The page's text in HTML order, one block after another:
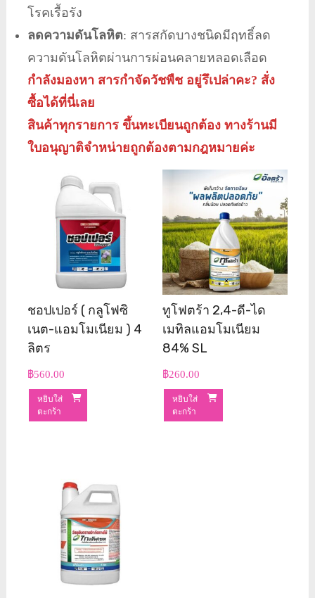
โรคเรื้อรัง
ลดความดันโลหิต: สารสกัดบางชนิดมีฤทธิ์ลด
ความดันโลหิตผ่านการผ่อนคลายหลอดเลือด
กำลังมองหา สารกำจัดวัชพืช อยู่รึเปล่าคะ? สั่ง
ซื้อได้ที่นี่เลย
สินค้าทุกรายการ ขึ้นทะเบียนถูกต้อง ทางร้านมี
ใบอนุญาติจำหน่ายถูกต้องตามกฎหมายค่ะ
ชอปเปอร์ ( กลูโฟซิ
เนต-แอมโมเนียม ) 4
ลิตร
฿560.00
หยิบใส่
ตะกร้า
ทูโฟตร้า 2,4-ดี-ได
เมทิลแอมโมเนียม
84% SL
฿260.00
หยิบใส่
ตะกร้า